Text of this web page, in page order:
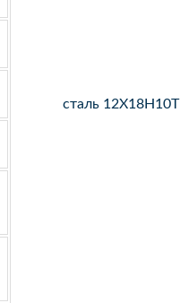
сталь 12Х18Н10Т